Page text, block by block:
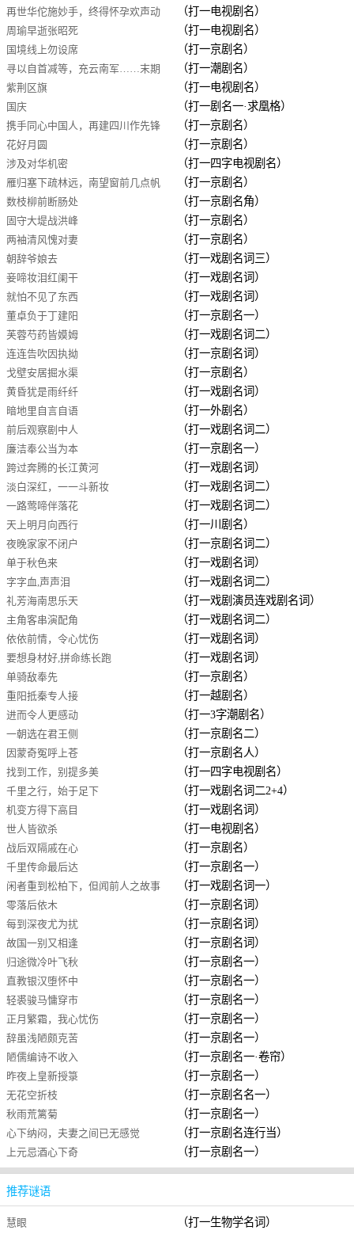
再世华佗施妙手，终得怀孕欢声动 （打一电视剧名）
周瑜早逝张昭死 （打一电视剧名）
国境线上勿设席 （打一京剧名）
寻以自首减等，充云南军……末期
年，援赦而还
（打一潮剧名）
紫荆区旗 （打一电视剧名）
国庆 （打一剧名一·求凰格）
携手同心中国人，再建四川作先锋 （打一京剧名）
花好月圆 （打一京剧名）
涉及对华机密 （打一四字电视剧名）
雁归塞下疏林远，南望窗前几点帆 （打一京剧名）
数枝柳前断肠处 （打一京剧名角）
固守大堤战洪峰 （打一京剧名）
两袖清风愧对妻 （打一京剧名）
朝辞爷娘去 （打一戏剧名词三）
妾啼妆泪红阑干 （打一戏剧名词）
就怕不见了东西 （打一戏剧名词）
董卓负于丁建阳 （打一京剧名一）
芙蓉芍药皆嫫姆 （打一戏剧名词二）
连连告吹因执拗 （打一京剧名词）
戈壁安居掘水渠 （打一京剧名）
黄昏犹是雨纤纤 （打一戏剧名词）
暗地里自言自语 （打一外剧名）
前后观察剧中人 （打一戏剧名词二）
廉洁奉公当为本 （打一京剧名一）
跨过奔腾的长江黄河 （打一戏剧名词）
淡白深红，一一斗新妆 （打一戏剧名词二）
一路莺啼伴落花 （打一戏剧名词二）
天上明月向西行 （打一川剧名）
夜晚家家不闭户 （打一京剧名词二）
单于秋色来 （打一戏剧名词）
字字血,声声泪 （打一戏剧名词二）
礼芳海南思乐天 （打一戏剧演员连戏剧名词）
主角客串演配角 （打一戏剧名词二）
依依前情，令心忧伤 （打一戏剧名词）
要想身材好,拼命练长跑 （打一戏剧名词）
单骑敌奉先 （打一京剧名）
重阳抵秦专人接 （打一越剧名）
进而令人更感动 （打一3字潮剧名）
一朝选在君王侧 （打一京剧名二）
因蒙奇冤呼上苍 （打一京剧名人）
找到工作，别提多美 （打一四字电视剧名）
千里之行，始于足下 （打一戏剧名词二2+4）
机变方得下高目 （打一戏剧名词）
世人皆欲杀 （打一电视剧名）
战后双隔戚在心 （打一京剧名）
千里传命最后达 （打一京剧名一）
闲者重到松柏下，但闻前人之故事 （打一戏剧名词一）
零落后依木 （打一京剧名词）
每到深夜尤为扰 （打一京剧名词）
故国一别又相逢 （打一京剧名词）
归途微冷叶飞秋 （打一京剧名一）
直教银汉堕怀中 （打一京剧名一）
轻裘骏马慵穿市 （打一京剧名一）
正月繁霜，我心忧伤 （打一京剧名一）
辞虽浅陋颇克苦 （打一京剧名一）
陋儒编诗不收入 （打一京剧名一·卷帘）
昨夜上皇新授箓 （打一京剧名一）
无花空折枝 （打一京剧名名一）
秋雨荒篱菊 （打一京剧名一）
心下纳闷，夫妻之间已无感觉 （打一京剧名连行当）
上元忌酒心下奇 （打一京剧名一）
推荐谜语
慧眼 （打一生物学名词）